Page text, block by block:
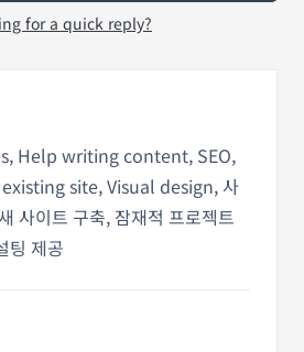
for a quick reply?
Help writing content, SEO,
site, Visual design, 사
사이트 구축, 잠재적 프로젝트
팅 제공